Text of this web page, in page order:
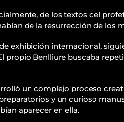
de los textos del
de la resurrección de
exhibición internacional,
propio Benlliure buscaba
un complejo proceso
y un curioso
aparecer en ella.